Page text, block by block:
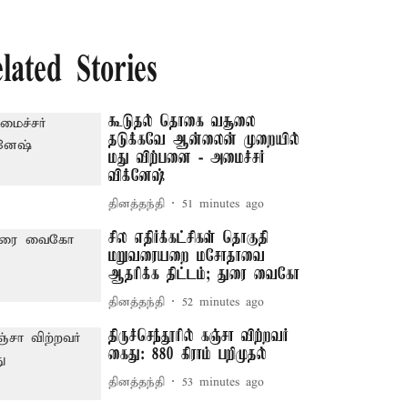
Stories
கூடுதல் தொகை வசூலை
தடுக்கவே ஆன்லைன் முறையில்
மது விற்பனை - அமைச்சர்
விக்னேஷ்
தினத்தந்தி 51 minutes ago
சில எதிர்க்கட்சிகள் தொகுதி
மறுவரையறை மசோதாவை
ஆதரிக்க திட்டம்; துரை வைகோ
தினத்தந்தி 52 minutes ago
திருச்செந்தூரில் கஞ்சா விற்றவர்
கைது: 880 கிராம் பறிமுதல்
தினத்தந்தி 53 minutes ago